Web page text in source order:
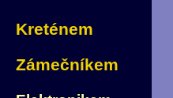
Kreténem
Zámečníkem